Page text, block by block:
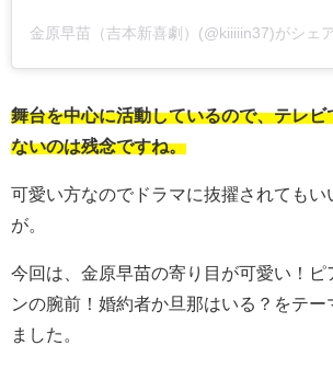
金原早苗（吉本新喜劇）(@kiiiiin37)がシェ
舞台を中心に活動しているので、テレビ
ないのは残念ですね。
可愛い方なのでドラマに抜擢されてもい
が。
今回は、金原早苗の寄り目が可愛い！ピ
ンの腕前！婚約者か旦那はいる？をテー
ました。